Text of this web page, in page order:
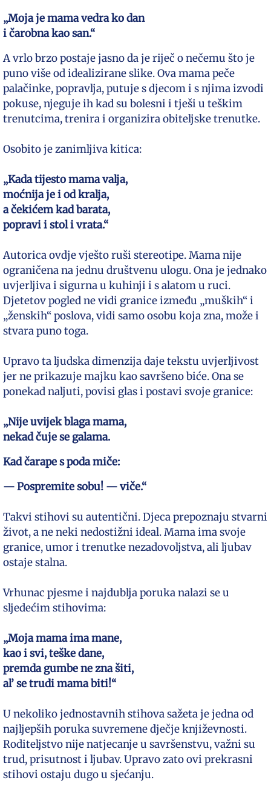
„Moja je mama vedra ko dan
i čarobna kao san.“
A vrlo brzo postaje jasno da je riječ o nečemu što je
puno više od idealizirane slike. Ova mama peče
palačinke, popravlja, putuje s djecom i s njima izvodi
pokuse, njeguje ih kad su bolesni i tješi u teškim
trenutcima, trenira i organizira obiteljske trenutke.
Osobito je zanimljiva kitica:
„Kada tijesto mama valja,
moćnija je i od kralja,
a čekićem kad barata,
popravi i stol i vrata.“
Autorica ovdje vješto ruši stereotipe. Mama nije
ograničena na jednu društvenu ulogu. Ona je jednako
uvjerljiva i sigurna u kuhinji i s alatom u ruci.
Djetetov pogled ne vidi granice između „muških“ i
„ženskih“ poslova, vidi samo osobu koja zna, može i
stvara puno toga.
Upravo ta ljudska dimenzija daje tekstu uvjerljivost
jer ne prikazuje majku kao savršeno biće. Ona se
ponekad naljuti, povisi glas i postavi svoje granice:
„Nije uvijek blaga mama,
nekad čuje se galama.
Kad čarape s poda miče:
— Pospremite sobu! — viče.“
Takvi stihovi su autentični. Djeca prepoznaju stvarni
život, a ne neki nedostižni ideal. Mama ima svoje
granice, umor i trenutke nezadovoljstva, ali ljubav
ostaje stalna.
Vrhunac pjesme i najdublja poruka nalazi se u
sljedećim stihovima:
„Moja mama ima mane,
kao i svi, teške dane,
premda gumbe ne zna šiti,
al’ se trudi mama biti!“
U nekoliko jednostavnih stihova sažeta je jedna od
najljepših poruka suvremene dječje književnosti.
Roditeljstvo nije natjecanje u savršenstvu, važni su
trud, prisutnost i ljubav. Upravo zato ovi prekrasni
stihovi ostaju dugo u sjećanju.